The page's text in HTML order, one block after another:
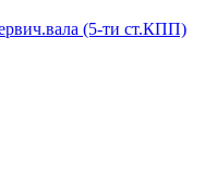
(5-ти ст.КПП)